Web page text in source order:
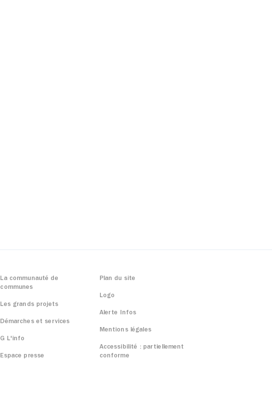
La communauté de
communes
Les grands projets
Démarches et services
G L'info
Espace presse
Plan du site
Logo
Alerte Infos
Mentions légales
Accessibilité : partiellement
conforme